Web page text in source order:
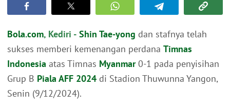
Bola.com, Kediri - Shin Tae-yong dan stafnya telah
sukses memberi kemenangan perdana Timnas
Indonesia atas Timnas Myanmar0-1 pada penyisihan
Grup B Piala AFF 2024 di Stadion Thuwunna Yangon,
Senin (9/12/2024).